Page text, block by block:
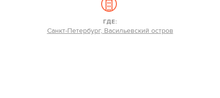
ГДЕ:
Санкт-Петербург, Васильевский остров